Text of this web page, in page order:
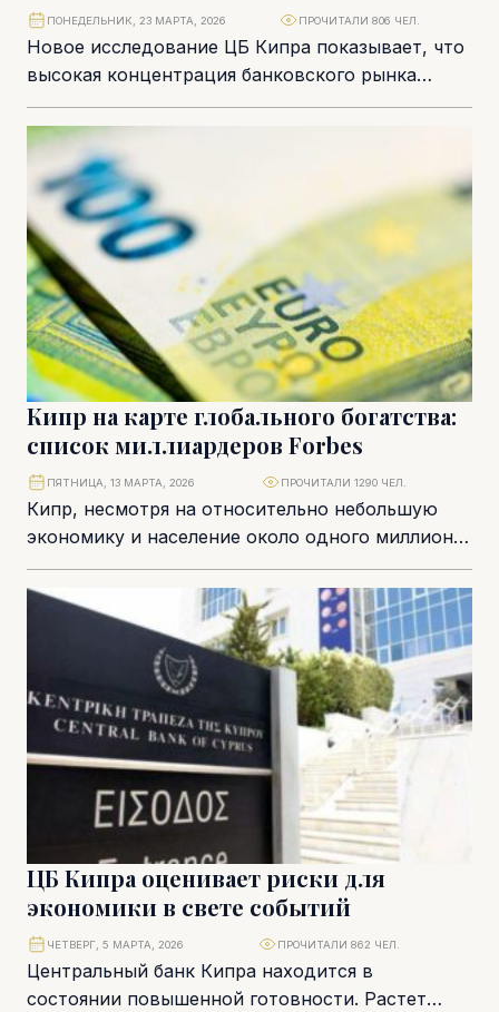
Новое исследование ЦБ Кипра показывает, что
высокая концентрация банковского рынка
сдерживает полноценную передачу
процентных ставок, а финтех-игроки способны
оживить конкуренцию....
ПОНЕДЕЛЬНИК, 23 МАРТА, 2026 ПРОЧИТАЛИ 806 ЧЕЛ.
Кипр на карте глобального богатства:
список миллиардеров Forbes
Кипр, несмотря на относительно небольшую
экономику и население около одного миллиона
человек, продолжает оставаться заметной
точкой на карте мирового капитала....
ПЯТНИЦА, 13 МАРТА, 2026 ПРОЧИТАЛИ 1290 ЧЕЛ.
ЦБ Кипра оценивает риски для
экономики в свете событий
Центральный банк Кипра находится в
состоянии повышенной готовности. Растет
ЧЕТВЕРГ, 5 МАРТА, 2026 ПРОЧИТАЛИ 862 ЧЕЛ.